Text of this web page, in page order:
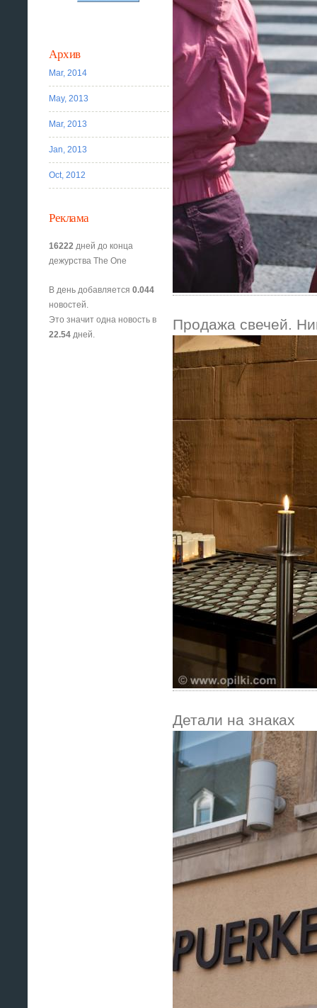
Продажа свечей.
Детали на знаках
Архив
Mar, 2014
May, 2013
Mar, 2013
Jan, 2013
Oct, 2012
Реклама
16222 дней до конца
дежурства The One
В день добавляется0.044
новостей.
Это значит одна новость в
22.54 дней.